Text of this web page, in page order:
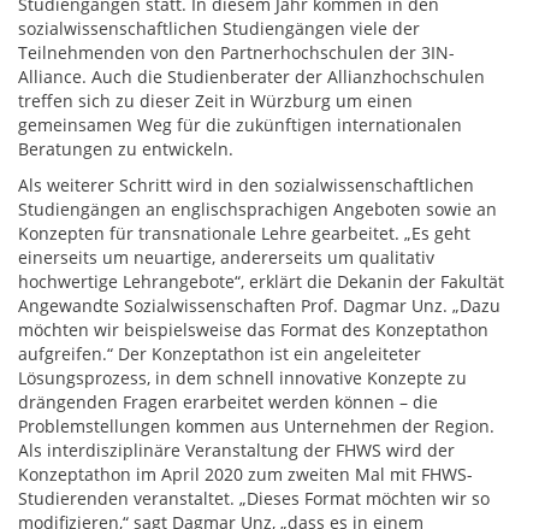
sozialwissenschaftlichen Studiengängen viele der
Teilnehmenden von den Partnerhochschulen der 3IN-
Alliance. Auch die Studienberater der Allianzhochschulen
treffen sich zu dieser Zeit in Würzburg um einen
gemeinsamen Weg für die zukünftigen internationalen
Beratungen zu entwickeln.
Als weiterer Schritt wird in den sozialwissenschaftlichen
Studiengängen an englischsprachigen Angeboten sowie an
Konzepten für transnationale Lehre gearbeitet. „Es geht
einerseits um neuartige, andererseits um qualitativ
hochwertige Lehrangebote“, erklärt die Dekanin der Fakultät
Angewandte Sozialwissenschaften Prof. Dagmar Unz. „Dazu
möchten wir beispielsweise das Format des Konzeptathon
aufgreifen.“ Der Konzeptathon ist ein angeleiteter
Lösungsprozess, in dem schnell innovative Konzepte zu
drängenden Fragen erarbeitet werden können – die
Problemstellungen kommen aus Unternehmen der Region.
Als interdisziplinäre Veranstaltung der FHWS wird der
Konzeptathon im April 2020 zum zweiten Mal mit FHWS-
Studierenden veranstaltet. „Dieses Format möchten wir so
modifizieren,“ sagt Dagmar Unz, „dass es in einem